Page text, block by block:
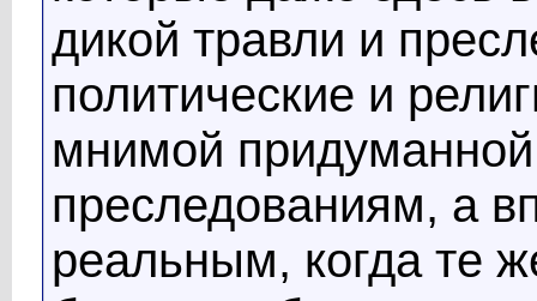
дикой травли и
политические и
мнимой
преследованиям, а
реальным, когда те